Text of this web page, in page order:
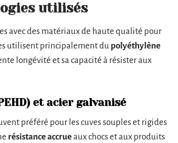
utilisés
avec des matériaux de haute qualité pour
utilisent principalement du polyéthylène
longévité et sa capacité à résister aux
et acier galvanisé
préféré pour les cuves souples et rigides
résistance accrueaux chocs et aux produits